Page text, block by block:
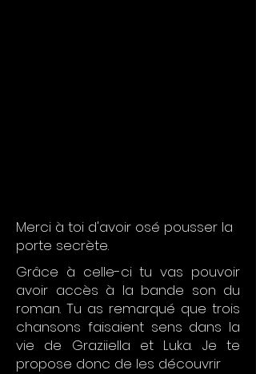
Merci à toi d'avoir osé pousser la
porte secrète.
Grâce à celle-ci tu vas pouvoir
avoir accès à la bande son du
roman. Tu as remarqué que trois
chansons faisaient sens dans la
vie de Graziiella et Luka. Je te
propose donc de les découvrir